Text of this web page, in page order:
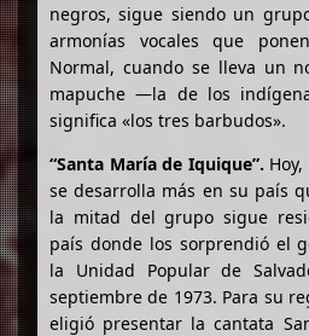
negros, sigue siendo un
armonías vocales que
Normal, cuando se lleva un
mapuche —la de los
significa «los tres barbudos».
“Santa María de Iquique”.
se desarrolla más en su país
la mitad del grupo sigue
país donde los sorprendió el
la Unidad Popular de
septiembre de 1973. Para su
eligió presentar la cantata